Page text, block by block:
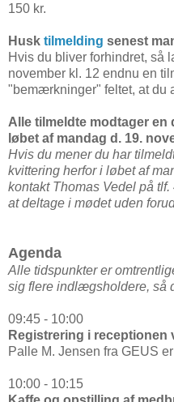
150 kr.
Husk tilmelding senest
Hvis du bliver forhindret, så
november kl. 12 endnu en
"bemærkninger" feltet, at du
Alle tilmeldte modtager en
løbet af mandag d. 19.
Hvis du mener du har
kvittering herfor i løbet af
kontakt Thomas Vedel på
at deltage i mødet uden
Agenda
Alle tidspunkter er
sig flere indlægsholdere, så
09:45 - 10:00
Registrering i receptionen
Palle M. Jensen fra GEUS
10:00 - 10:15